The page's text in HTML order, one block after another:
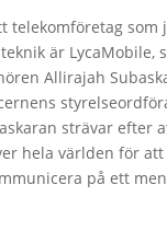
telekomföretag som
är LycaMobile,
Allirajah
strävar efter
hela världen för
på ett